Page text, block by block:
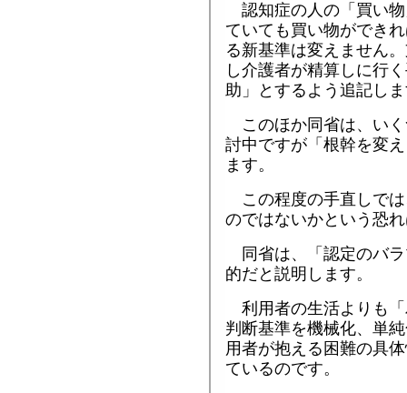
認知症の人の「買い
ていても買い物ができ
る新基準は変えません
し介護者が精算しに行
助」とするよう追記し
このほか同省は、い
討中ですが「根幹を変
ます。
この程度の手直しで
のではないかという恐
同省は、「認定のバ
的だと説明します。
利用者の生活よりも
判断基準を機械化、単
用者が抱える困難の具
ているのです。